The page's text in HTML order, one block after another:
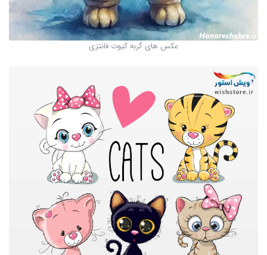
عکس های گربه کیوت فانتزی